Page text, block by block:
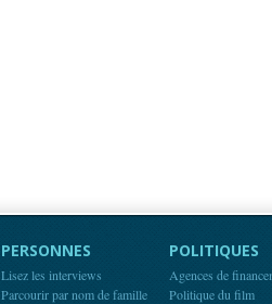
PERSONNES
Lisez les interviews
Parcourir par nom de famille
POLITIQUES
Agences de
Politique du film